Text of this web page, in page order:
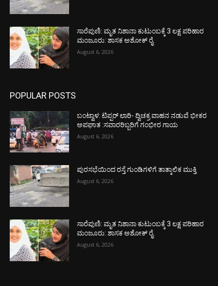
ಸಾರೆಪುಣಿ: ಮೃತ ನಿಶಾನಾ ಕುಟುಂಬಕ್ಕೆ 3 ಲಕ್ಷ ಪರಿಹಾರ
ಮಂಜೂರು: ಶಾಸಕ ಅಶೋಕ್ ರೈ
August 6, 2026
POPULAR POSTS
ಬಂಟ್ವಾಳ: ಟಿಪ್ಪರ್ ಲಾರಿ- ದ್ವಿಚಕ್ರ ವಾಹನ ನಡುವೆ ಭೀಕರ
ಅಪಘಾತ :ಸವಾರರಿಬ್ಬರಿಗೆ ಗಂಭೀರ ಗಾಯ
August 6, 2026
ಪುರಸಭೆಯಿಂದ ರಸ್ತೆ ಗುಂಡಿಗಳಿಗೆ ತಾತ್ಕಾಲಿಕ ಮುಕ್ತಿ
August 6, 2026
ಸಾರೆಪುಣಿ: ಮೃತ ನಿಶಾನಾ ಕುಟುಂಬಕ್ಕೆ 3 ಲಕ್ಷ ಪರಿಹಾರ
ಮಂಜೂರು: ಶಾಸಕ ಅಶೋಕ್ ರೈ
August 6, 2026